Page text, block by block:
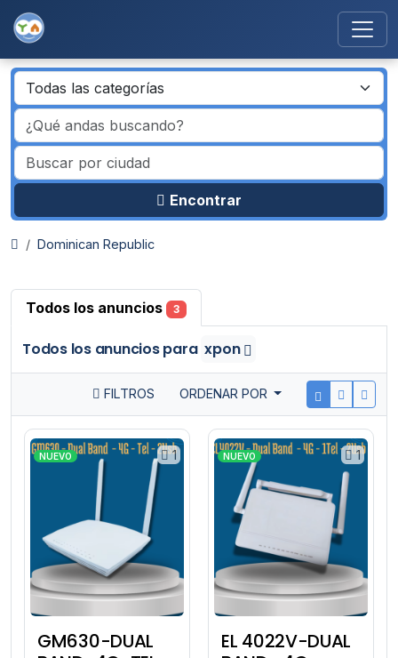
Encontrar
Dominican Republic
Todos los anuncios 3
Todos los anunciospara xpon
FILTROS ORDENAR POR
1
NUEVO
GM630-DUAL
1
NUEVO
EL 4022V-DUAL